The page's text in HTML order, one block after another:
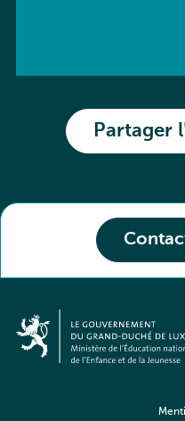
Partager